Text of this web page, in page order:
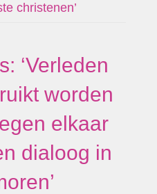
christenen’
‘Verleden
worden
elkaar
dialoog in